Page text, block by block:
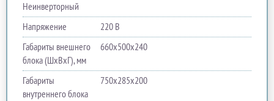
Неинверторный
Напряжение
220 В
Габариты внешнего
блока (ШхВхГ), мм
660х500х240
Габариты
внутреннего блока
750х285х200